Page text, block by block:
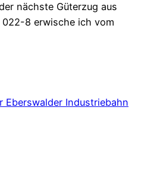
nächste Güterzug aus
022-8 erwische ich vom